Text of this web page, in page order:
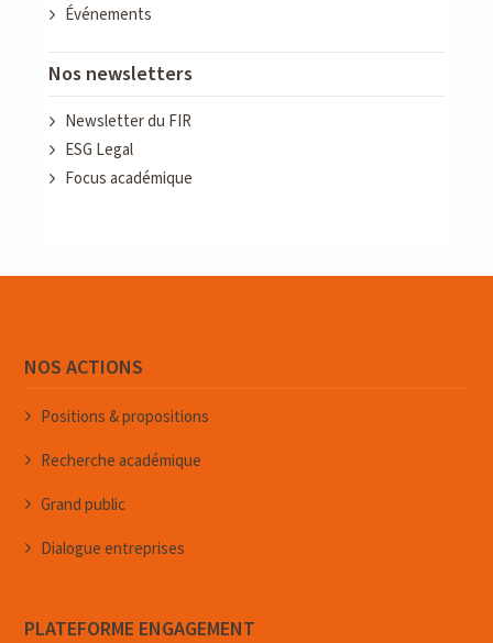
Événements
Nos newsletters
Newsletter du FIR
ESG Legal
Focus académique
NOS ACTIONS
Positions & propositions
Recherche académique
Grand public
Dialogue entreprises
PLATEFORME ENGAGEMENT